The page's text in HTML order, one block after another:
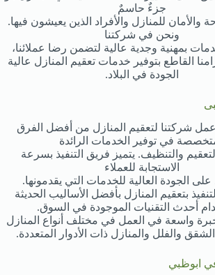
جزءٌ حاسمٌ
والأمان للمنازل والأفراد الذين يعيشون فيها.
ونحن في شركتنا
بمهنية وجدية عالية لتضمن رضا عملائنا،
القاطع بتوفير خدمات تعقيم المنازل عالية
الجودة في البلاد.
شركتنا لتعقيم المنازل من أفضل الفرق
في توفير الخدمات الرائدة
والتنظيف. يتميز فريق التنفيذ بسرعة
الاستجابة للعملاء
الجودة العالية للخدمات التي يقدمونها.
بتعقيم المنازل بأفضل الأساليب الحديثة
أحدث التقنيات الموجودة في السوق.
واسعة في العمل في مختلف أنواع المنازل
والفلل والمنازل ذات الأدوار المتعددة.
ابوظبي